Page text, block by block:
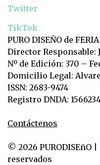
Twitter
TikTok
PURO DISEÑO de
Director Responsable:
Nº de Edición: 370 –
Domicilio Legal:
ISSN: 2683-9474
Registro DNDA:
Contáctenos
© 2026 PURODISEñO
reservados